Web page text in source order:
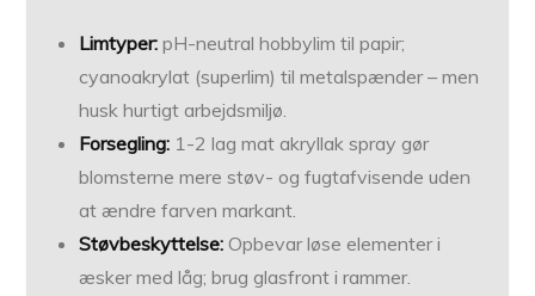
Limtyper: pH-neutral hobbylim til papir;
cyanoakrylat (superlim) til metalspænder – men
husk hurtigt arbejdsmiljø.
Forsegling: 1-2 lag mat akryllak spray gør
blomsterne mere støv- og fugtafvisende uden
at ændre farven markant.
Støvbeskyttelse: Opbevar løse elementer i
æsker med låg; brug glasfront i rammer.